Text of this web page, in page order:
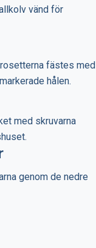
vänd för
fästes med
hålen.
med skruvarna
genom de nedre